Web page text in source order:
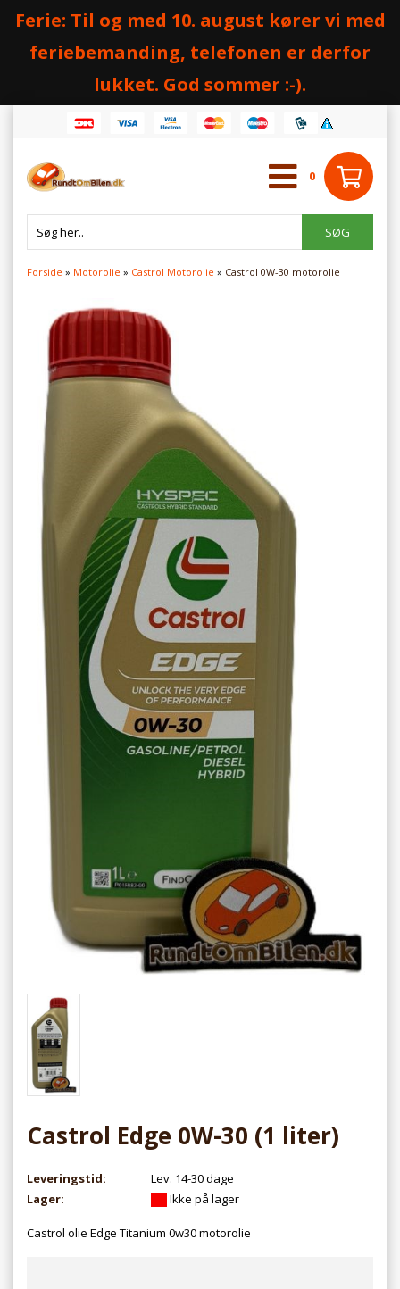
Ferie: Til og med 10. august kører vi med
feriebemanding, telefonen er derfor
lukket. God sommer :-).
0
Forside » Motorolie » Castrol Motorolie » Castrol 0W-30 motorolie
Castrol Edge 0W-30 (1 liter)
Leveringstid:
Lev. 14-30 dage
Lager:
Ikke på lager
Castrol olie Edge Titanium 0w30 motorolie